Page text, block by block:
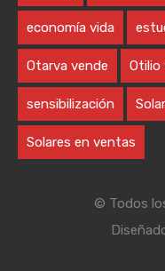
economía vida
Otarva vende Otilio
sensibilización
Solares en ventas
© Todos